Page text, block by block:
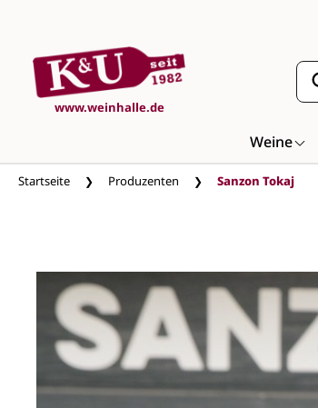
www.weinhalle.de
Weine
Startseite Produzenten Sanzon Tokaj